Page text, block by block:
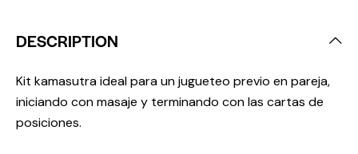
DESCRIPTION
Kit kamasutra ideal para un jugueteo previo en pareja,
iniciando con masaje y terminando con las cartas de
posiciones.